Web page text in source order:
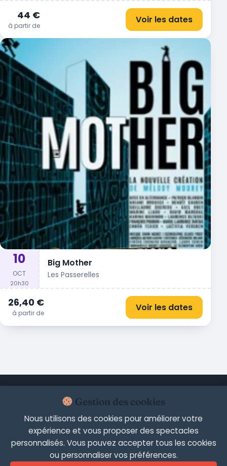
Gestion des cookies
Nous utilisons des cookies pour améliorer votre
expérience et vous proposer des spectacles
personnalisés. Vous pouvez accepter tous les cookies
ou personnaliser vos préférences.
44 €
à partir de Voir les dates
10
OCT
20h30
Big Mother
Les Passerelles
26,40 €
à partir de Voir les dates
NouveautésLes plus programmés
Ce soirCe week-endSpectacles près de chez vous
Artistes en tournée
Mentions légalesPolitique de confidentialité